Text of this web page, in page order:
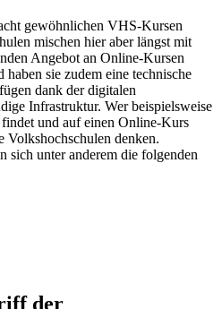
gewöhnlichen VHS-Kursen
mischen hier aber längst mit
Angebot an Online-Kursen
sie zudem eine technische
dank der digitalen
Infrastruktur. Wer beispielsweise
und auf einen Online-Kurs
Volkshochschulen denken.
sich unter anderem die folgenden
der